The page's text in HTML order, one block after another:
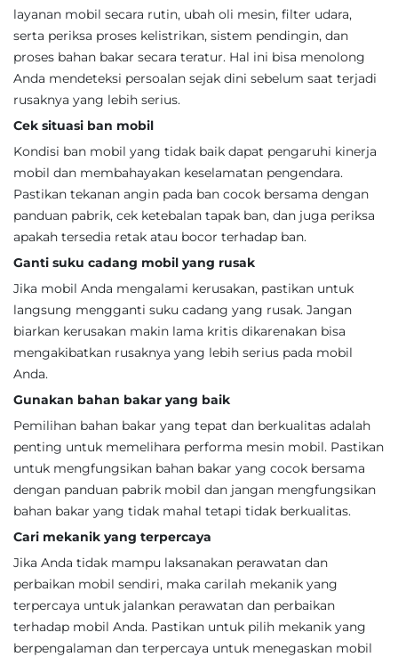
layanan mobil secara rutin, ubah oli mesin, filter udara,
serta periksa proses kelistrikan, sistem pendingin, dan
proses bahan bakar secara teratur. Hal ini bisa menolong
Anda mendeteksi persoalan sejak dini sebelum saat terjadi
rusaknya yang lebih serius.
Cek situasi ban mobil
Kondisi ban mobil yang tidak baik dapat pengaruhi kinerja
mobil dan membahayakan keselamatan pengendara.
Pastikan tekanan angin pada ban cocok bersama dengan
panduan pabrik, cek ketebalan tapak ban, dan juga periksa
apakah tersedia retak atau bocor terhadap ban.
Ganti suku cadang mobil yang rusak
Jika mobil Anda mengalami kerusakan, pastikan untuk
langsung mengganti suku cadang yang rusak. Jangan
biarkan kerusakan makin lama kritis dikarenakan bisa
mengakibatkan rusaknya yang lebih serius pada mobil
Anda.
Gunakan bahan bakar yang baik
Pemilihan bahan bakar yang tepat dan berkualitas adalah
penting untuk memelihara performa mesin mobil. Pastikan
untuk mengfungsikan bahan bakar yang cocok bersama
dengan panduan pabrik mobil dan jangan mengfungsikan
bahan bakar yang tidak mahal tetapi tidak berkualitas.
Cari mekanik yang terpercaya
Jika Anda tidak mampu laksanakan perawatan dan
perbaikan mobil sendiri, maka carilah mekanik yang
terpercaya untuk jalankan perawatan dan perbaikan
terhadap mobil Anda. Pastikan untuk pilih mekanik yang
berpengalaman dan terpercaya untuk menegaskan mobil